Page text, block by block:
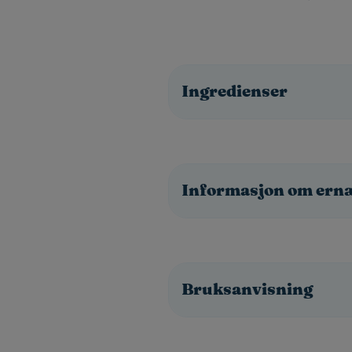
Ingredienser
Informasjon om
Bruksanvisning